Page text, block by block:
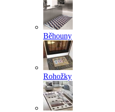
Běhouny
Rohožky